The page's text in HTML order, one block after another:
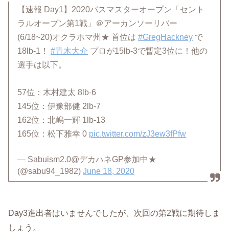
【速報 Day1】2020バスマスターオープン「セント
ラルオープン第1戦」＠アーカンソーリバー
(6/18~20)オクラホマ州★ 首位は#GregHackney で
18lb-1！#青木大介 プロが15lb-3で暫定3位に！他の
選手は以下。
57位：木村建太 8lb-6
145位：伊豫部健 2lb-7
162位：北嶋一輝 1lb-13
165位：松下雅幸 0 pic.twitter.com/zJ3ew3fPfw
— Sabuism2.0@デカハネGP参加中★
(@sabu94_1982)June 18, 2020
Day3進出者はいませんでしたが、次回の第2戦に期待しま
しょう。